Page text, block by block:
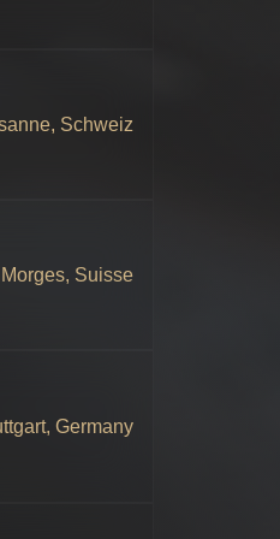
Schweiz
Morges, Suisse
Germany